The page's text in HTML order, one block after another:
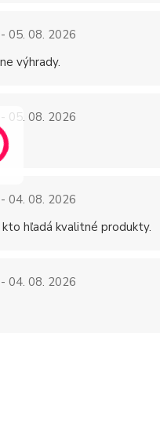
- 05. 08. 2026
výhrady.
- 05. 08. 2026
- 04. 08. 2026
hľadá kvalitné produkty.
- 04. 08. 2026